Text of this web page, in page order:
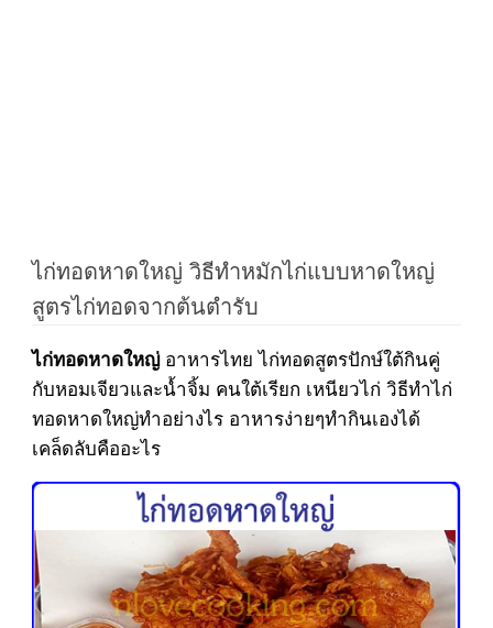
ไก่ทอดหาดใหญ่ วิธีทำหมักไก่แบบหาดใหญ่
สูตรไก่ทอดจากต้นตำรับ
ไก่ทอดหาดใหญ่อาหารไทย ไก่ทอดสูตรปักษ์ใต้กินคู่
กับหอมเจียวและน้ำจิ้ม คนใต้เรียก เหนียวไก่ วิธีทำไก่
ทอดหาดใหญ่ทำอย่างไร อาหารง่ายๆทำกินเองได้
เคล็ดลับคืออะไร